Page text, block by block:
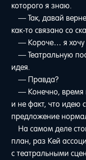
которого я знаю.
— Так, давай
как-то связано со
— Короче… я хочу
— Театральную
идея.
— Правда?
— Конечно, время
и не факт, что идею
предложение
На самом деле
план, раз Кей
с театральными